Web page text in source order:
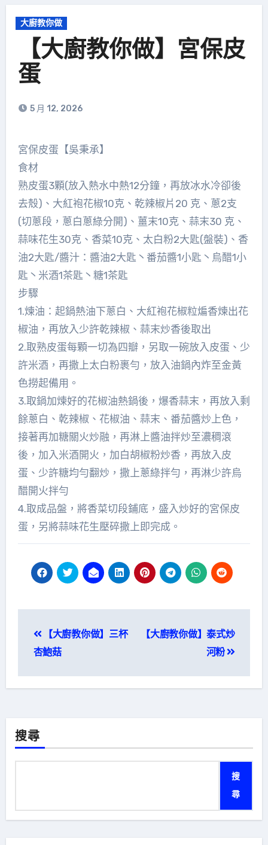
大廚教你做
【大廚教你做】宮保皮
蛋
5 月 12, 2026
宮保皮蛋【吳秉承】
食材
熟皮蛋3顆(放入熱水中熱12分鐘，再放冰水冷卻後
去殼)、大紅袍花椒10克、乾辣椒片20 克、蔥2支
(切蔥段，蔥白蔥綠分開)、薑末10克、蒜末30 克、
蒜味花生30克、香菜10克、太白粉2大匙(盤裝)、香
油2大匙/醬汁：醬油2大匙丶番茄醬1小匙丶烏醋1小
匙丶米酒1茶匙丶糖1茶匙
步驟
1.煉油：起鍋熱油下蔥白、大紅袍花椒粒煸香煉出花
椒油，再放入少許乾辣椒、蒜末炒香後取出
2.取熟皮蛋每顆一切為四瓣，另取一碗放入皮蛋、少
許米酒，再撒上太白粉裹勻，放入油鍋內炸至金黃
色撈起備用。
3.取鍋加煉好的花椒油熱鍋後，爆香蒜末，再放入剩
餘蔥白、乾辣椒、花椒油、蒜末、番茄醬炒上色，
接著再加糖關火炒融，再淋上醬油拌炒至濃稠滾
後，加入米酒開火，加白胡椒粉炒香，再放入皮
蛋、少許糖均勻翻炒，撒上蔥綠拌勻，再淋少許烏
醋開火拌勻
4.取成品盤，將香菜切段鋪底，盛入炒好的宮保皮
蛋，另將蒜味花生壓碎撒上即完成。
章
覽
【大廚教你做】三杯
杏鮑菇
【大廚教你做】泰式炒
河粉
搜尋
搜
尋